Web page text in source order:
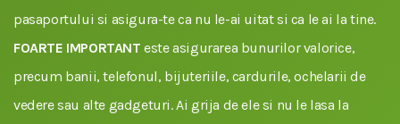
pasaportului si asigura-te ca nu le-ai uitat si ca le ai la tine.
FOARTE IMPORTANT este asigurarea bunurilor valorice,
precum banii, telefonul, bijuteriile, cardurile, ochelarii de
vedere sau alte gadgeturi. Ai grija de ele si nu le lasa la